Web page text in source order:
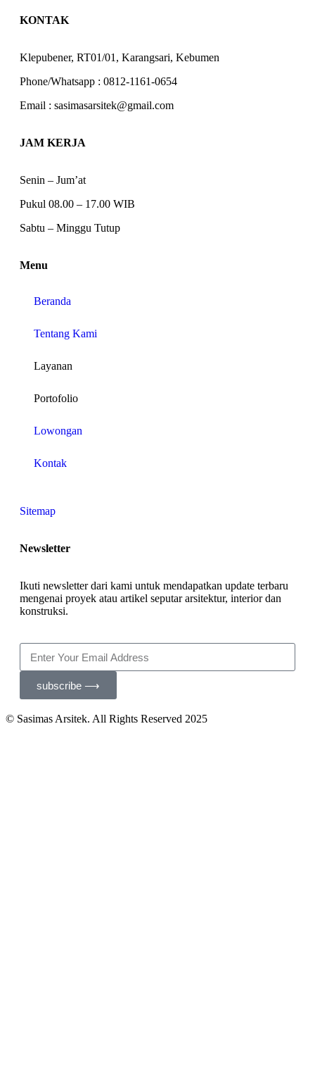
KONTAK
Klepubener, RT01/01, Karangsari, Kebumen
Phone/Whatsapp : 0812-1161-0654
Email : sasimasarsitek@gmail.com
JAM KERJA
Senin – Jum’at
Pukul 08.00 – 17.00 WIB
Sabtu – Minggu Tutup
Menu
Beranda
Tentang Kami
Layanan
Portofolio
Lowongan
Kontak
Sitemap
Newsletter
Ikuti newsletter dari kami untuk mendapatkan update terbaru
mengenai proyek atau artikel seputar arsitektur, interior dan
konstruksi.
subscribe ⟶
© Sasimas Arsitek. All Rights Reserved 2025